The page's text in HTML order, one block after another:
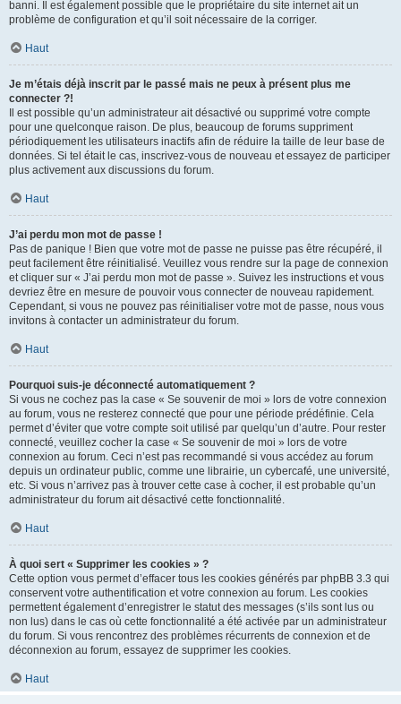
banni. Il est également possible que le propriétaire du site internet ait un
problème de configuration et qu’il soit nécessaire de la corriger.
Haut
Je m’étais déjà inscrit par le passé mais ne peux à présent plus me
connecter ?!
Il est possible qu’un administrateur ait désactivé ou supprimé votre compte
pour une quelconque raison. De plus, beaucoup de forums suppriment
périodiquement les utilisateurs inactifs afin de réduire la taille de leur base de
données. Si tel était le cas, inscrivez-vous de nouveau et essayez de participer
plus activement aux discussions du forum.
Haut
J’ai perdu mon mot de passe !
Pas de panique ! Bien que votre mot de passe ne puisse pas être récupéré, il
peut facilement être réinitialisé. Veuillez vous rendre sur la page de connexion
et cliquer sur « J’ai perdu mon mot de passe ». Suivez les instructions et vous
devriez être en mesure de pouvoir vous connecter de nouveau rapidement.
Cependant, si vous ne pouvez pas réinitialiser votre mot de passe, nous vous
invitons à contacter un administrateur du forum.
Haut
Pourquoi suis-je déconnecté automatiquement ?
Si vous ne cochez pas la case « Se souvenir de moi » lors de votre connexion
au forum, vous ne resterez connecté que pour une période prédéfinie. Cela
permet d’éviter que votre compte soit utilisé par quelqu’un d’autre. Pour rester
connecté, veuillez cocher la case « Se souvenir de moi » lors de votre
connexion au forum. Ceci n’est pas recommandé si vous accédez au forum
depuis un ordinateur public, comme une librairie, un cybercafé, une université,
etc. Si vous n’arrivez pas à trouver cette case à cocher, il est probable qu’un
administrateur du forum ait désactivé cette fonctionnalité.
Haut
À quoi sert « Supprimer les cookies » ?
Cette option vous permet d’effacer tous les cookies générés par phpBB 3.3 qui
conservent votre authentification et votre connexion au forum. Les cookies
permettent également d’enregistrer le statut des messages (s’ils sont lus ou
non lus) dans le cas où cette fonctionnalité a été activée par un administrateur
du forum. Si vous rencontrez des problèmes récurrents de connexion et de
déconnexion au forum, essayez de supprimer les cookies.
Haut